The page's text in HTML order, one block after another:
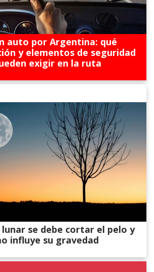
auto por Argentina: qué
y elementos de seguridad
exigir en la ruta
lunar se debe cortar el pelo y
influye su gravedad